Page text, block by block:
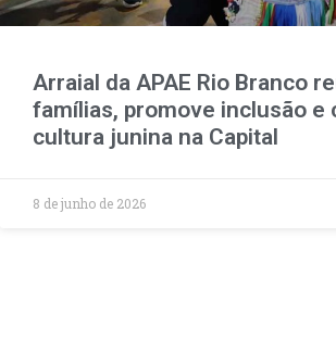
Arraial da APAE Rio Branco
famílias, promove inclusão e
cultura junina na Capital
8 de junho de 2026